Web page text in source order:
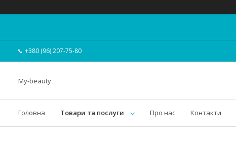
+380 (96) 207-75-80
My-beauty
Головна Товари та послуги Про нас Контакти